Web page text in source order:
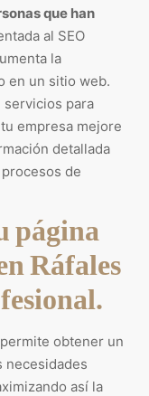
que han
al SEO
la
en un sitio web.
servicios para
empresa mejore
detallada
de
página
Ráfales
obtener un
necesidades
así la